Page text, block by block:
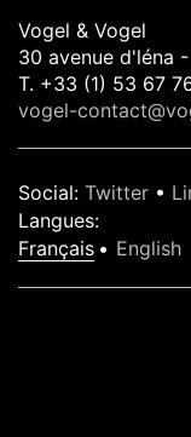
Vogel & Vogel
30 avenue d'léna -
T. +33 (1) 53 67
vogel-
Social: Twitter •
Langues:
Français
English